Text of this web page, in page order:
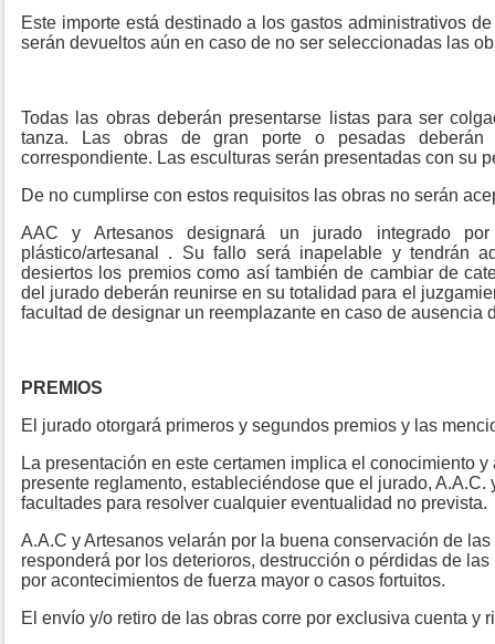
Este importe está destinado a los gastos administrativos
serán devueltos aún en caso de no ser seleccionadas las
Todas las obras deberán presentarse listas para ser
tanza. Las obras de gran porte o pesadas deberán
correspondiente. Las esculturas serán presentadas con su
De no cumplirse con estos requisitos las obras no serán
AAC y Artesanos designará un jurado integrado
plástico/artesanal
. Su fallo será inapelable y tendrán
desiertos los premios como así también de cambiar de
del jurado deberán reunirse en su totalidad para el
facultad de designar un reemplazante en caso de ausencia
PREMIOS
El jurado otorgará primeros y segundos premios y las
La presentación en este certamen implica el conocimiento
presente reglamento, estableciéndose que el jurado, A.A.C.
facultades para resolver cualquier eventualidad no prevista.
A.A.C y Artesanos velarán por la buena conservación de
responderá por los deterioros, destrucción o pérdidas de
por acontecimientos de fuerza mayor o casos fortuitos.
El envío y/o retiro de las obras corre por exclusiva cuenta y